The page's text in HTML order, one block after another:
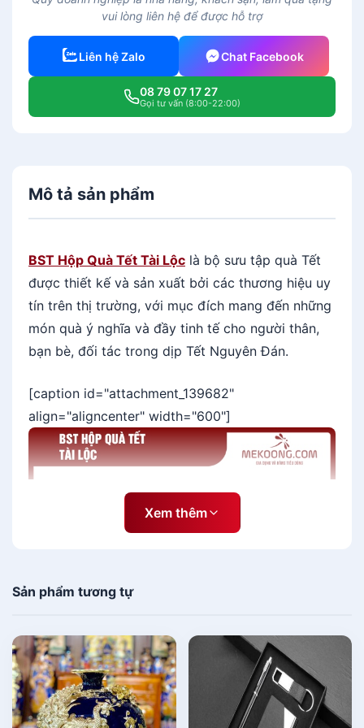
vui lòng liên hệ để được hỗ trợ
Liên hệ Zalo Chat Facebook
08 79 07 17 27
Gọi tư vấn (8:00-22:00)
Mô tả sản phẩm
BST Hộp Quà Tết Tài Lộc là bộ sưu tập quà Tết
được thiết kế và sản xuất bởi các thương hiệu uy
tín trên thị trường, với mục đích mang đến những
món quà ý nghĩa và đầy tinh tế cho người thân,
bạn bè, đối tác trong dịp Tết Nguyên Đán.
[caption id="attachment_139682"
align="aligncenter" width="600"]
Xem thêm
Sản phẩm tương tự